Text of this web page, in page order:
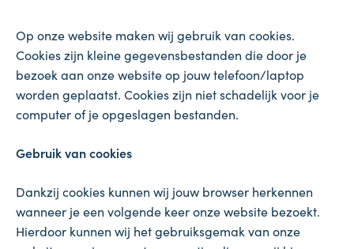
Op onze website maken wij gebruik van cookies.
Cookies zijn kleine gegevensbestanden die door je
bezoek aan onze website op jouw telefoon/laptop
worden geplaatst. Cookies zijn niet schadelijk voor je
computer of je opgeslagen bestanden.
Gebruik van cookies
Dankzij cookies kunnen wij jouw browser herkennen
wanneer je een volgende keer onze website bezoekt.
Hierdoor kunnen wij het gebruiksgemak van onze